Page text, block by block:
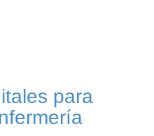
para